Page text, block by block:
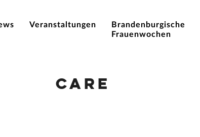
Veranstaltungen
Brandenburgische
Frauenwochen
Care